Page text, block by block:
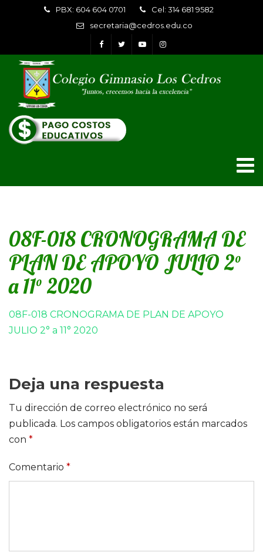
PBX: 604 604 0701
Cel: 314 681 9582
secretaria@cedros.edu.co
08F-018 CRONOGRAMA DE
PLAN DE APOYO JULIO 2°
a 11° 2020
08F-018 CRONOGRAMA DE PLAN DE APOYO
JULIO 2° a 11° 2020
Deja una respuesta
Tu dirección de correo electrónico no será
publicada. Los campos obligatorios están marcados
con *
Comentario *